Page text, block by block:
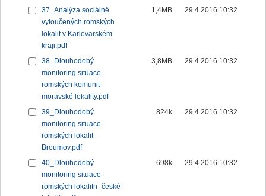
37_Analýza sociálně
vyloučených romských
lokalit v Karlovarském
kraji.pdf
1,4MB 29.4.2016 10:32
38_Dlouhodobý
monitoring situace
romských komunit-
moravské lokality.pdf
3,8MB 29.4.2016 10:32
39_Dlouhodobý
monitoring situace
romských lokalit-
Broumov.pdf
824k 29.4.2016 10:32
40_Dlouhodobý
monitoring situace
romských lokalitn- české
698k 29.4.2016 10:32